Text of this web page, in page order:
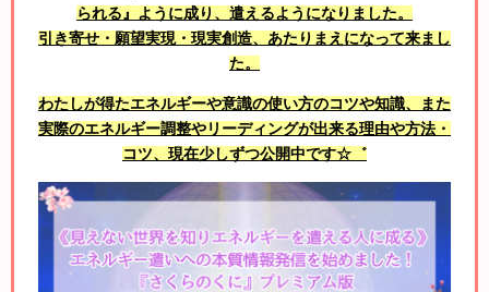
られる』ように成り、遣えるようになりました。
引き寄せ・願望実現・現実創造、あたりまえになって来まし
た。
わたしが得たエネルギーや意識の使い方のコツや知識、また
実際のエネルギー調整やリーディングが出来る理由や方法・
コツ、現在少しずつ公開中です☆゛